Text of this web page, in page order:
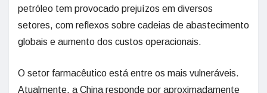
petróleo tem provocado prejuízos em diversos
setores, com reflexos sobre cadeias de abastecimento
globais e aumento dos custos operacionais.
O setor farmacêutico está entre os mais vulneráveis.
Atualmente, a China responde por aproximadamente